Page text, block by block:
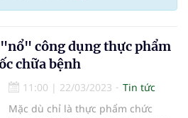
công dụng thực phẩm
chữa bệnh
11:00 | 22/03/2023
Tin tức
Mặc dù chỉ là thực phẩm chức